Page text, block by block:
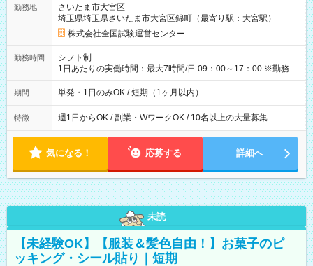
例】 ・河合塾模擬試験 8:30～17:30（休憩1時間） 時給1,300円
×8時間＝日収10,400円＋交通費 ※当日の役割により時給＋100
円の場合あり ・国家試験 7:00～13:30（休憩なし） 時給1,300
円（役割手当＋100円）×6時間＝日収8,400円＋交通費 【試用期
間】試用期間なし
勤務地
さいたま市大宮区
埼玉県埼玉県さいたま市大宮区錦町（最寄り駅：大宮駅）
株式会社全国試験運営センター
勤務時間
シフト制
1日あたりの実働時間：最大7時間/日 09：00～17：00 ※勤務時
間は 試験により異なります。
期間 単発・1日のみOK / 短期（1ヶ月以内）
特徴 週1日からOK / 副業・WワークOK / 10名以上の大量募集
気になる！ 応募する 詳細へ
未読
【未経験OK】【服装＆髪色自由！】お菓子のピ
ッキング・シール貼り｜短期